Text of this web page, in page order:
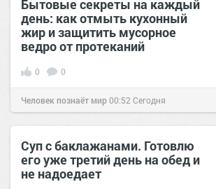
Бытовые секреты на каждый
день: как отмыть кухонный
жир и защитить мусорное
ведро от протеканий
0 0
Человек познаёт мир00:52 Сегодня
Суп с баклажанами. Готовлю
его уже третий день на обед и
не надоедает